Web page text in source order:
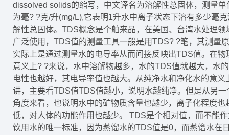
dissolved solids的缩写，中文译名为溶解性总固体，测量单
为毫? ?克/升(mg/L),它表明1升水中离子状态下溶有多少毫克
解性总固体。TDS概念是个舶来品，在美国、台湾水处理领
广泛使用，TDS值的测量工具一般是用TDS? ?笔，其测量
实际上是通过测量水的电导率从而间接反映出TDS值。在物
意义上? ?来说，水中溶解物越多，水的TDS值就越大，水
电性也越好，其电导率值也越大。从纯净水和净化水的意义
讲，主要看TDS值TDS值越小，说明水越纯净。但是从另一
角度来看，也说明水中的矿物质含量也越少，离子化程度也
低，对人体的功能作用也越少。 TDS是个相对值，而不能
饮用水的唯一标准，因为蒸馏水的TDS值是0，而蒸馏水在